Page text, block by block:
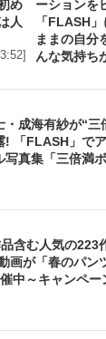
め
人
ーションを
「FLASH
ままの自分
んな気持ち
・成海有紗が“三
! 「FLASH」で
写真集「三倍満
含む人気の223
画が「春のパン
中～キャンペー